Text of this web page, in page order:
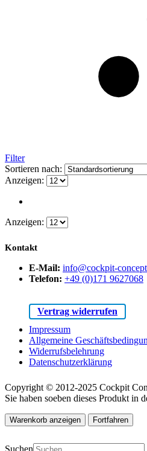
Filter
Sortieren nach:
Anzeigen:
Anzeigen:
Kontakt
E-Mail: info@cockpit-
Telefon: +49 (0)171 9627068
Vertrag widerrufen
Impressum
Allgemeine
Widerrufsbelehrung
Datenschutzerklärung
Copyright © 2012-2025 Cockpit
Sie haben soeben dieses Produkt in
Warenkorb anzeigen Fortfahren
Suchen